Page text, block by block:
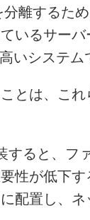
離する
いるサー
いシステム
とは、こ
すると、フ
が低下
配置し、